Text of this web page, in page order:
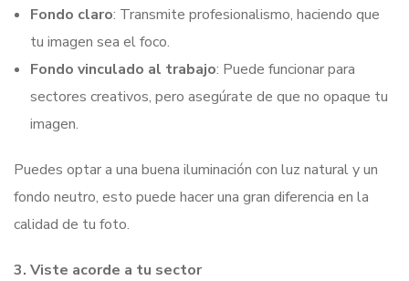
Fondo claro: Transmite profesionalismo, haciendo que
tu imagen sea el foco.
Fondo vinculado al trabajo: Puede funcionar para
sectores creativos, pero asegúrate de que no opaque tu
imagen.
Puedes optar a una buena iluminación con luz natural y un
fondo neutro, esto puede hacer una gran diferencia en la
calidad de tu foto.
3. Viste acorde a tu sector